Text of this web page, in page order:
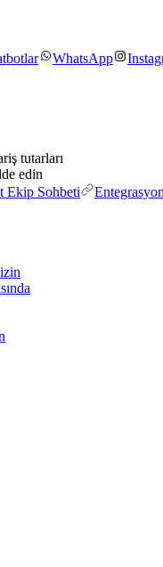
WhatsApp
tutarları
edin
Ekip Sohbeti